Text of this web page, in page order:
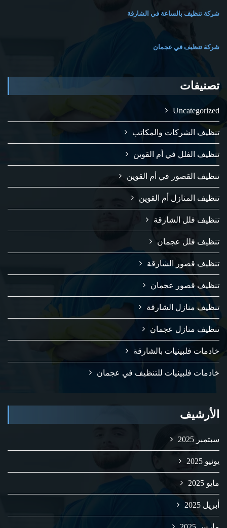
شركة تنظيف بالساعة في الشارقة
شركة تنظيف في عجمان
تصنيفات
Uncategorized
تنظيف الشركات والمكاتب
تنظيف الفلل في أم القوين
تنظيف القصور في أم القوين
تنظيف المنازل أم القوين
تنظيف فلل الشارقة
تنظيف فلل عجمان
تنظيف قصور الشارقة
تنظيف قصور عجمان
تنظيف منازل الشارقة
تنظيف منازل عجمان
خادمات فلبينيات بالشارقة
خادمات فلبينيات للتنظيف في عجمان
الأرشيف
سبتمبر 2025
يونيو 2025
مايو 2025
أبريل 2025